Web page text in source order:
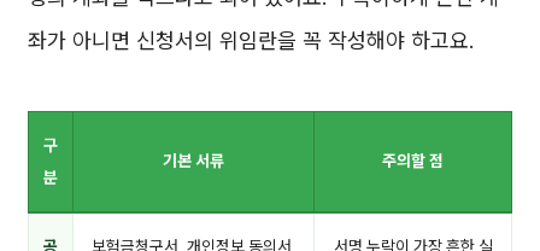
좌가 아니면 신청서의 위임란을 꼭 작성해야 하고요.
구
분
기본 서류 주의할 점
공
보험금청구서, 개인정보 동의서,
서명 누락이 가장 흔한 실